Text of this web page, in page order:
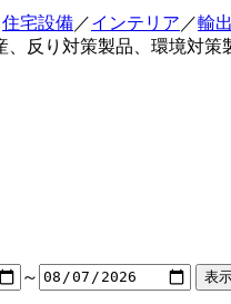
住宅設備／インテリア ／輸出
、反り対策製品、環境対
～